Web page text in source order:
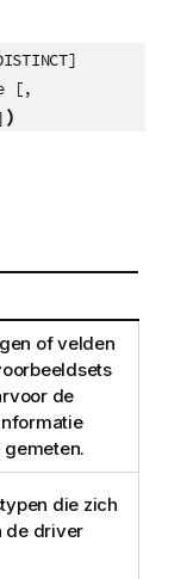
[,
)
of velden
de
die zich
de driver